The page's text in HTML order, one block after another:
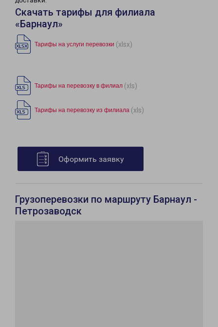
Скачать тарифы для филиала
«Барнаул»
Тарифы на услуги перевозки (xlsx)
Тарифы на перевозку в филиал (xls)
Тарифы на перевозку из филиала (xls)
Оформить заявку
Грузоперевозки по маршруту Барнаул -
Петрозаводск